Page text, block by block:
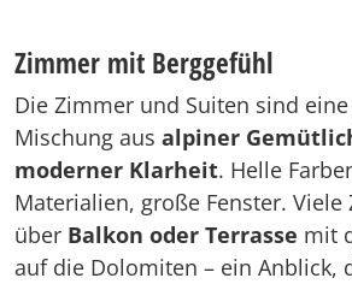
Zimmer mit Berggefühl
Die Zimmer und Suiten sind
Mischung aus alpiner
moderner Klarheit. Helle
Materialien, große Fenster.
über Balkon oder Terrasse mit
auf die Dolomiten – ein Anblick,